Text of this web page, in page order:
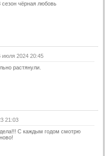
сезон чёрная любовь
июля 2024 20:45
растянули.
21:03
С каждым годом смотрю